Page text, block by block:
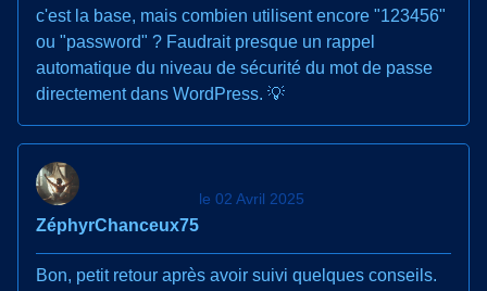
c'est la base, mais combien utilisent encore "123456"
ou "password" ? Faudrait presque un rappel
automatique du niveau de sécurité du mot de passe
directement dans WordPress. 💡
ZéphyrChanceux75
le 02 Avril 2025
Bon, petit retour après avoir suivi quelques conseils.